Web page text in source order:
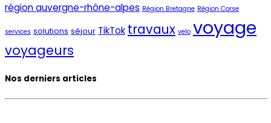
région auvergne-rhône-alpes Région Bretagne Région Corse
services solutions séjour TikTok travaux velo voyage
voyageurs
Nos derniers articles